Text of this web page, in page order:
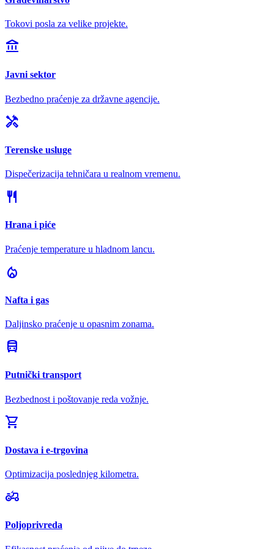
Tokovi posla za velike projekte.
account_balance
Javni sektor
Bezbedno praćenje za državne agencije.
handyman
Terenske usluge
Dispečerizacija tehničara u realnom vremenu.
restaurant
Hrana i piće
Praćenje temperature u hladnom lancu.
local_fire_department
Nafta i gas
Daljinsko praćenje u opasnim zonama.
directions_bus
Putnički transport
Bezbednost i poštovanje reda vožnje.
shopping_cart
Dostava i e-trgovina
Optimizacija poslednjeg kilometra.
agriculture
Poljoprivreda